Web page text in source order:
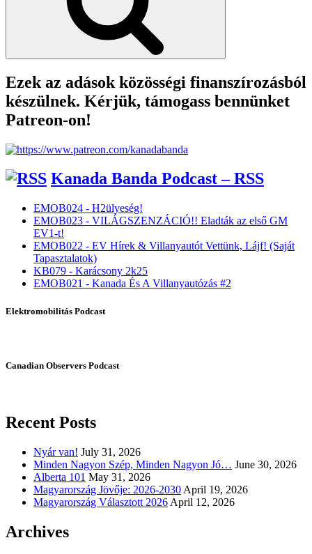
Ezek az adások közösségi finanszírozásból
készülnek. Kérjük, támogass bennünket
Patreon-on!
Kanada Banda Podcast – RSS
EMOB024 - H2ülyeség!
EMOB023 - VILÁGSZENZÁCIÓ!! Eladták az első GM
EV1-t!
EMOB022 - EV Hírek & Villanyautót Vettünk, Lájf! (Saját
Tapasztalatok)
KB079 - Karácsony 2k25
EMOB021 - Kanada És A Villanyautózás #2
Elektromobilitás Podcast
Canadian Observers Podcast
Recent Posts
Nyár van! July 31, 2026
Minden Nagyon Szép, Minden Nagyon Jó… June 30, 2026
Alberta 101 May 31, 2026
Magyarország Jövője: 2026-2030 April 19, 2026
Magyarország Választott 2026 April 12, 2026
Archives